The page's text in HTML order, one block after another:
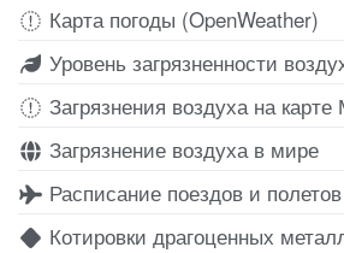
Карта погоды (OpenWeather)
Уровень загрязненности
Загрязнения воздуха на
Загрязнение воздуха в мире
Расписание поездов и полетов
Котировки драгоценных